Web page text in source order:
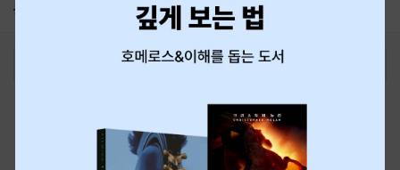
공지 8월 신용카드 무이자할부 안내
최근 본 상품
티켓 1544-6399
중고샵 1566-4295
eBook 1:1문의/채팅상담
예스이십사(주) 사업자 정보